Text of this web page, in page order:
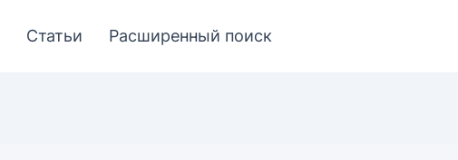
Статьи Расширенный поиск